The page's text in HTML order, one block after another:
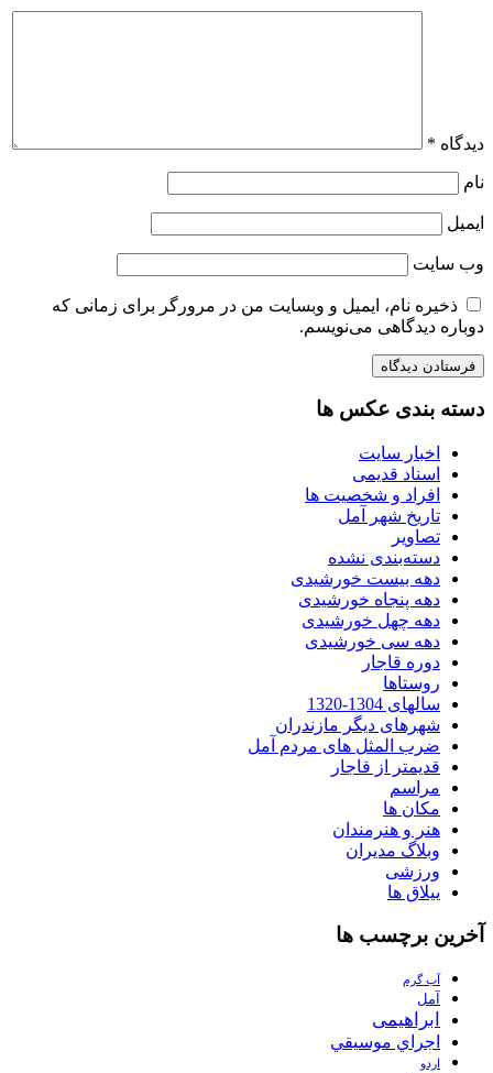
دیدگاه *
نام
ایمیل
وب‌ سایت
ذخیره نام، ایمیل و وبسایت من در مرورگر برای زمانی که
دوباره دیدگاهی می‌نویسم.
دسته بندی عکس ها
اخبار سایت
اسناد قدیمی
افراد و شخصیت ها
تاریخ شهر آمل
تصاویر
دسته‌بندی نشده
دهه بیست خورشیدی
دهه پنجاه خورشیدی
دهه چهل خورشیدی
دهه سی خورشیدی
دوره قاجار
روستاها
سالهای 1304-1320
شهرهای دیگر مازندران
ضرب المثل های مردم آمل
قدیمتر از قاجار
مراسم
مکان ها
هنر و هنرمندان
وبلاگ مدیران
ورزشی
ییلاق ها
آخرین برچسب ها
آب گرم
آمل
ابراهیمی
اجراي موسيقي
اردو